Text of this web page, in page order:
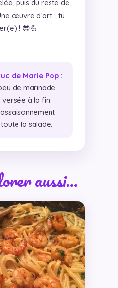
puis du reste de
œuvre d’art… tu
! 😎💪
de Marie Pop :
de marinade
à la fin,
la salade.
aussi…